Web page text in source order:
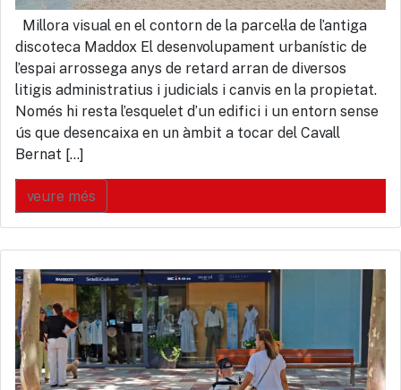
Millora visual en el contorn de la parcel·la de l’antiga
discoteca Maddox El desenvolupament urbanístic de
l’espai arrossega anys de retard arran de diversos
litigis administratius i judicials i canvis en la propietat.
Només hi resta l’esquelet d’un edifici i un entorn sense
ús que desencaixa en un àmbit a tocar del Cavall
Bernat […]
veure més